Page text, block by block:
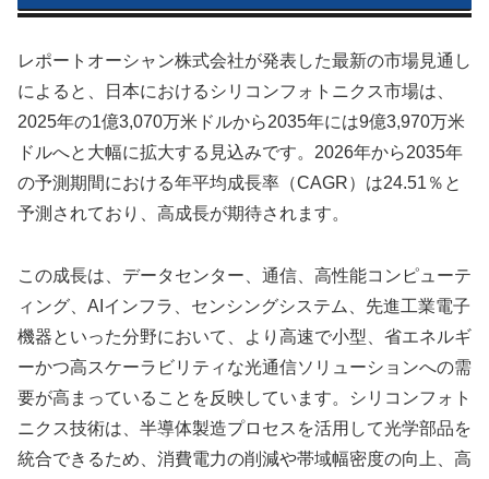
レポートオーシャン株式会社が発表した最新の市場見通し
によると、日本におけるシリコンフォトニクス市場は、
2025年の1億3,070万米ドルから2035年には9億3,970万米
ドルへと大幅に拡大する見込みです。2026年から2035年
の予測期間における年平均成長率（CAGR）は24.51％と
予測されており、高成長が期待されます。
この成長は、データセンター、通信、高性能コンピューテ
ィング、AIインフラ、センシングシステム、先進工業電子
機器といった分野において、より高速で小型、省エネルギ
ーかつ高スケーラビリティな光通信ソリューションへの需
要が高まっていることを反映しています。シリコンフォト
ニクス技術は、半導体製造プロセスを活用して光学部品を
統合できるため、消費電力の削減や帯域幅密度の向上、高